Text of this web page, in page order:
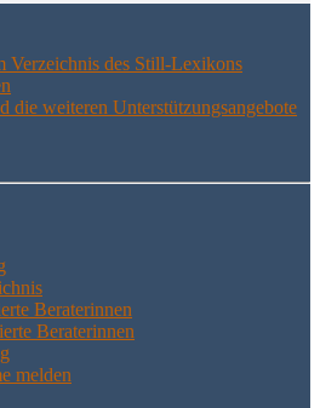
Ver­zeich­nis des Still-Lexikons
die wei­te­ren Unter­stüt­zungs­an­ge­bo­te
Beraterinnen
Beraterinnen
melden